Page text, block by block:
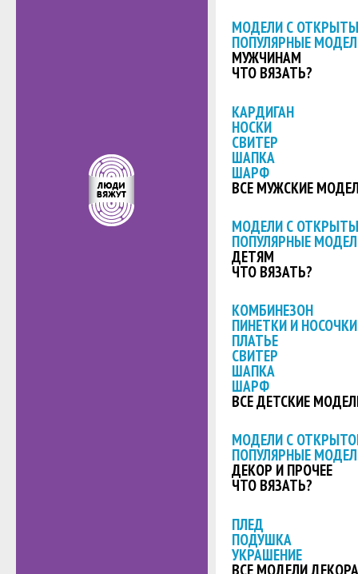
МОДЕЛИ С
ПОПУЛЯРНЫЕ
МУЖЧИНАМ
ЧТО ВЯЗАТЬ?
КАРДИГАН
НОСКИ
СВИТЕР
ШАПКА
ШАРФ
ВСЕ МУЖСКИЕ
МОДЕЛИ С
ПОПУЛЯРНЫЕ
ДЕТЯМ
ЧТО ВЯЗАТЬ?
КОМБИНЕЗОН
ПИНЕТКИ И НОСОЧКИ
ПЛАТЬЕ
СВИТЕР
ШАПКА
ШАРФ
ВСЕ ДЕТСКИЕ
МОДЕЛИ С
ПОПУЛЯРНЫЕ
ДЕКОР И ПРОЧЕЕ
ЧТО ВЯЗАТЬ?
ПЛЕД
ПОДУШКА
УКРАШЕНИЕ
ВСЕ МОДЕЛИ ДЕКОРА